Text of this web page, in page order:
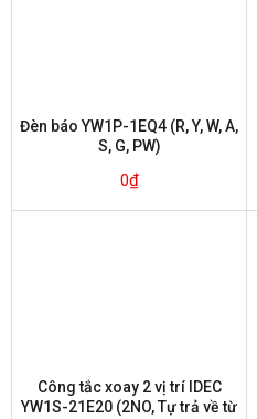
Đèn báo YW1P-1EQ4 (R, Y, W, A,
S, G, PW)
0₫
Công tắc xoay 2 vị trí IDEC
YW1S-21E20 (2NO, Tự trả về từ